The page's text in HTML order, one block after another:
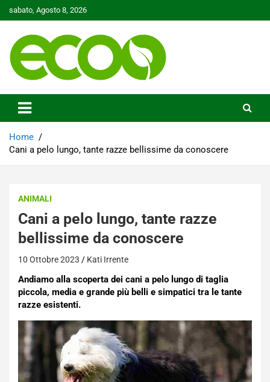
to
sabato, Agosto 8, 2026
Ecoo.it
Home
Cani a pelo lungo, tante razze bellissime da conoscere
ANIMALI
Cani a pelo lungo, tante razze
bellissime da conoscere
10 Ottobre 2023 Kati Irrente
Andiamo alla scoperta dei cani a pelo lungo di taglia
piccola, media e grande più belli e simpatici tra le tante
razze esistenti.